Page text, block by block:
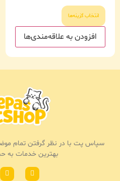
انتخاب گزینه‌ها
افزودن به علاقه‌مندی‌ها
سپاس پت با در نظر گرفتن تمام
بهترین خدمات به